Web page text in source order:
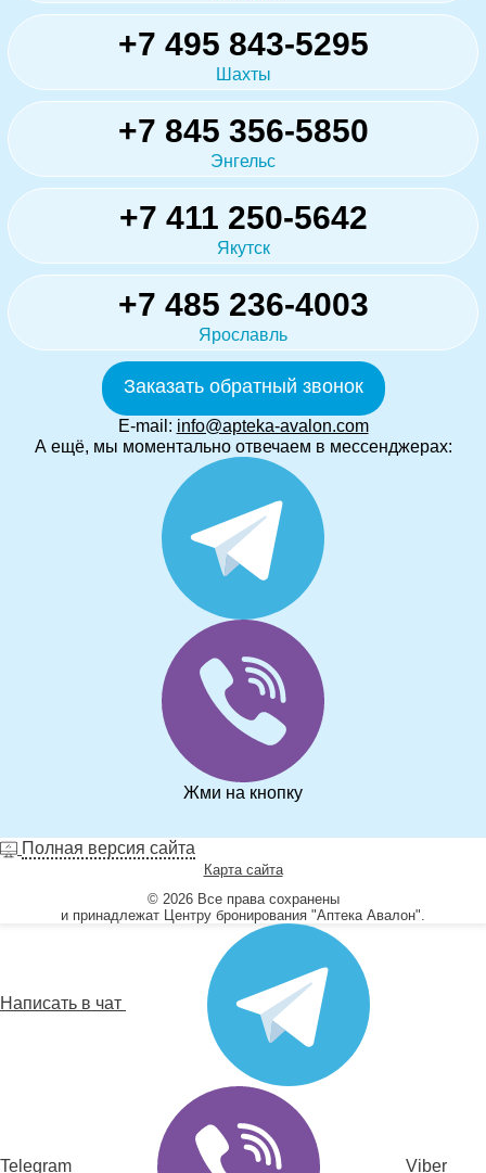
+7 495 843-5295
Шахты
+7 845 356-5850
Энгельс
+7 411 250-5642
Якутск
+7 485 236-4003
Ярославль
Заказать обратный звонок
E-mail: info@apteka-avalon.com
А ещё, мы моментально отвечаем в мессенджерах:
Жми на кнопку
Полная версия сайта
Карта сайта
© 2026 Все права сохранены
и принадлежат Центру бронирования "Аптека Авалон".
Написать в чат
Telegram Viber